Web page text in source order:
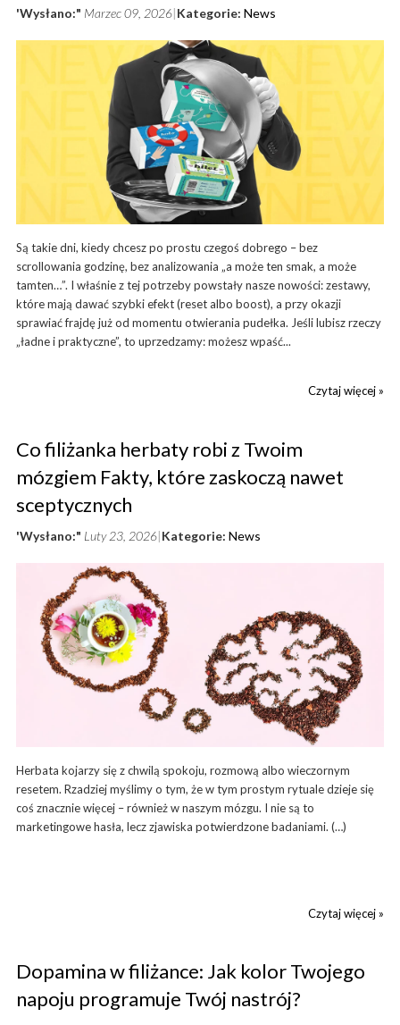
'Wysłano:" Marzec 09, 2026 Kategorie: News
Są takie dni, kiedy chcesz po prostu czegoś dobrego – bez
scrollowania godzinę, bez analizowania „a może ten smak, a może
tamten…”. I właśnie z tej potrzeby powstały nasze nowości: zestawy,
które mają dawać szybki efekt (reset albo boost), a przy okazji
sprawiać frajdę już od momentu otwierania pudełka. Jeśli lubisz rzeczy
„ładne i praktyczne”, to uprzedzamy: możesz wpaść...
Czytaj więcej »
Co filiżanka herbaty robi z Twoim
mózgiem Fakty, które zaskoczą nawet
sceptycznych
'Wysłano:" Luty 23, 2026 Kategorie: News
Herbata kojarzy się z chwilą spokoju, rozmową albo wieczornym
resetem. Rzadziej myślimy o tym, że w tym prostym rytuale dzieje się
coś znacznie więcej – również w naszym mózgu. I nie są to
marketingowe hasła, lecz zjawiska potwierdzone badaniami. (…)
Czytaj więcej »
Dopamina w filiżance: Jak kolor Twojego
napoju programuje Twój nastrój?